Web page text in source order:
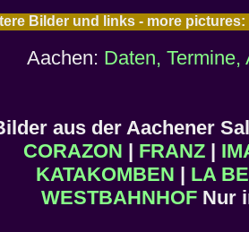
Bilder und links - more
Aachen: Daten,
aus der Aachener
CORAZON | FRANZ|
KATAKOMBEN | LA
WESTBAHNHOFNur